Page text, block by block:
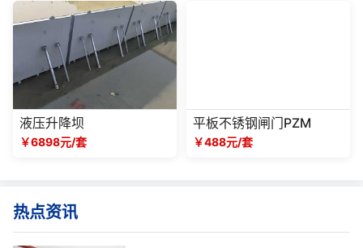
液压升降坝
￥6898元/套
平板不锈钢闸门PZM
￥488元/套
热点资讯